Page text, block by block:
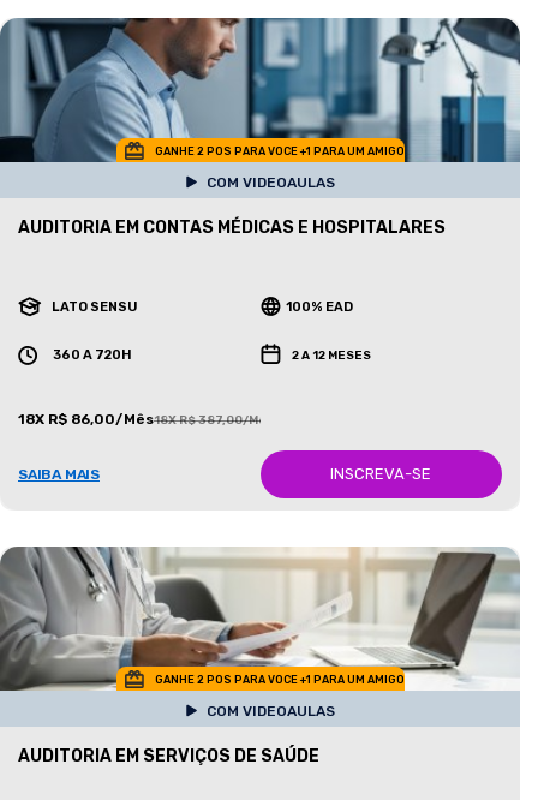
GANHE 2 POS PARA VOCE +1 PARA UM AMIGO
COM VIDEOAULAS
AUDITORIA EM CONTAS MÉDICAS E HOSPITALARES
LATO SENSU 100% EAD
360 A 720H 2 A 12 MESES
18X R$ 86,00/Mês18X R$ 387,00/Mês
SAIBA MAIS INSCREVA-SE
GANHE 2 POS PARA VOCE +1 PARA UM AMIGO
COM VIDEOAULAS
AUDITORIA EM SERVIÇOS DE SAÚDE